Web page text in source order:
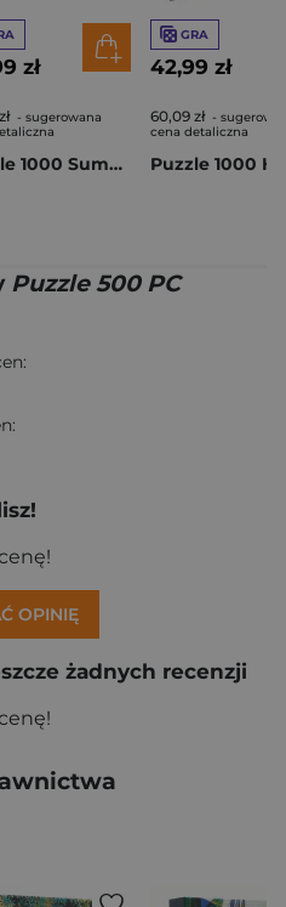
zł
- sugerowana
Puzzle 1000 Summer Night in Finland 56684
GRA
42,99 zł
60,09 zł -
cena detaliczna
Puzzle 500 PC
OPINIĘ
żadnych recenzji